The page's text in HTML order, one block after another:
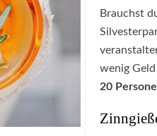
Brauchst
wenig
20